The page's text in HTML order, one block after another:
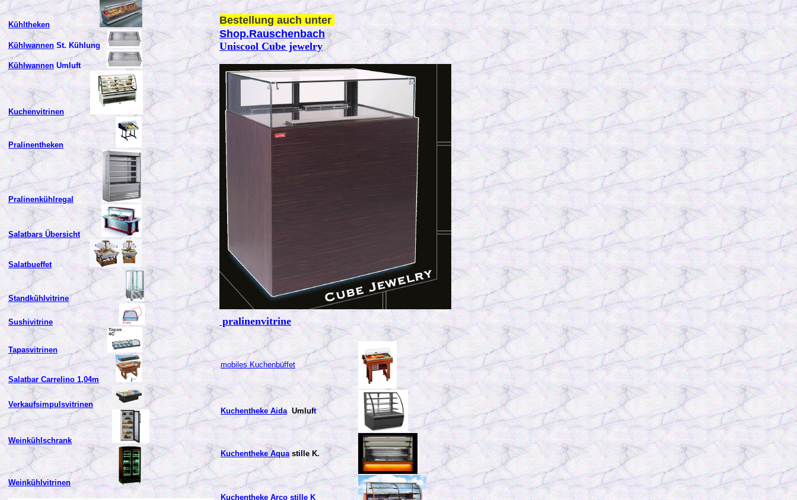
Kühltheken
KühlwannenSt. Kühlung
KühlwannenUmluft
Kuchenvitrinen
Pralinentheken
Pralinenkühlregal
Salatbars Übersicht
Salatbueffet
Standkühlvitrine
Sushivitrine
Tapasvitrinen
Salatbar Carrelino 1,04m
Verkaufsimpulsvitrinen
Weinkühlschrank
Weinkühlvitrinen
Bestellung auch unter
Shop.Rauschenbach
Uniscool Cube jewelry
pralinenvitrine
mobiles Kuchenbüffet
Kuchentheke Aida Umluft
Kuchentheke Aqua stille K.
Kuchentheke Arco stille K